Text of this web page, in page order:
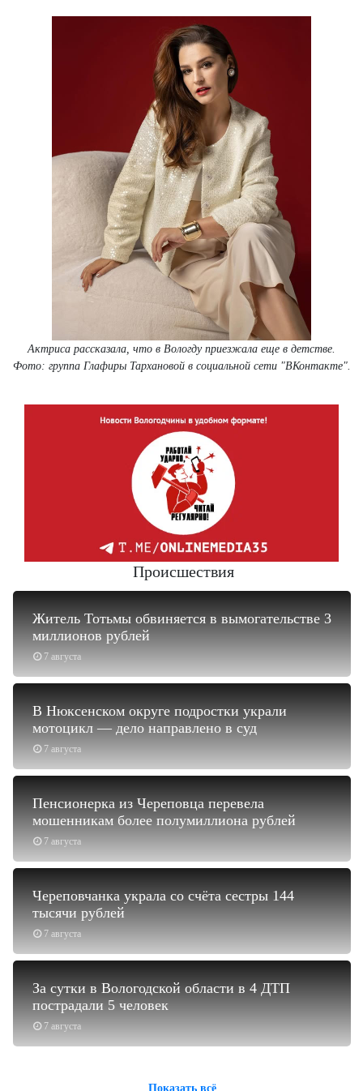
Актриса рассказала, что в Вологду приезжала еще в детстве.
Фото: группа Глафиры Тархановой в социальной сети "ВКонтакте".
Происшествия
7 августа
Житель Тотьмы обвиняется в вымогательстве 3
миллионов рублей
7 августа
В Нюксенском округе подростки украли
мотоцикл — дело направлено в суд
7 августа
Пенсионерка из Череповца перевела
мошенникам более полумиллиона рублей
7 августа
Череповчанка украла со счёта сестры 144
тысячи рублей
7 августа
За сутки в Вологодской области в 4 ДТП
пострадали 5 человек
Показать всё